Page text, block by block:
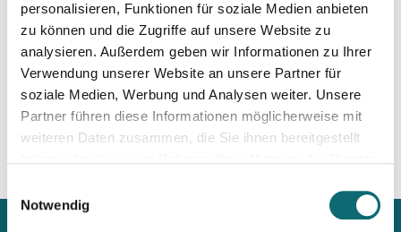
personalisieren, Funktionen für soziale Medien anbieten
zu können und die Zugriffe auf unsere Website zu
analysieren. Außerdem geben wir Informationen zu Ihrer
Verwendung unserer Website an unsere Partner für
soziale Medien, Werbung und Analysen weiter. Unsere
Partner führen diese Informationen möglicherweise mit
weiteren Daten zusammen, die Sie ihnen bereitgestellt
Notwendig
Formerly, Oksanen was a TV-journalist at public broadcaster
Swedish Television and commercial channel 4, as well as
news producer and EU-correspondent. He was also political
editor for Centre Party affiliated newspaper Hudiksvalls
Tidning.